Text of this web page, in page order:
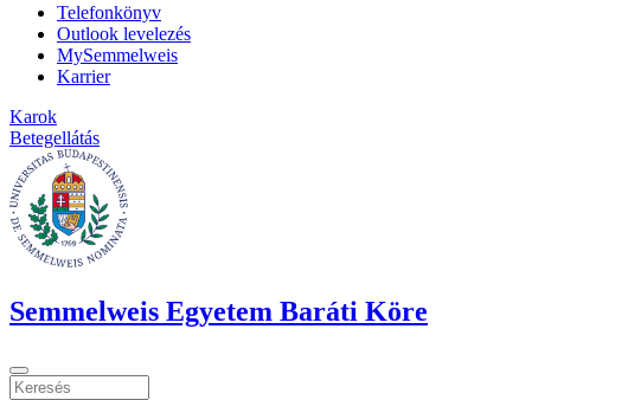
Telefonkönyv
Outlook levelezés
MySemmelweis
Karrier
Karok
Betegellátás
Semmelweis Egyetem Baráti Köre